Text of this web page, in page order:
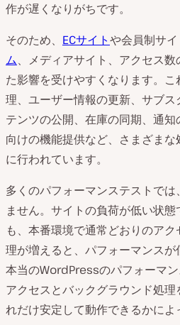
作が遅くなりがちです。
そのため、 ECサイトや会員制サイ
ム、メディアサイト、アクセス
た影響を受けやすくなります。
理、ユーザー情報の更新、サブ
テンツの公開、在庫の同期、通
向けの機能提供など、さまざま
に行われています。
多くのパフォーマンステストで
ません。サイトの負荷が低い状
も、本番環境で通常どおりのア
理が増えると、パフォーマンスが
本当のWordPressのパフォーマ
アクセスとバックグラウンド処
れだけ安定して動作できるかによ